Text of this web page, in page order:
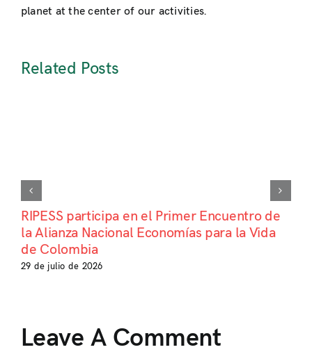
planet at the center of our activities.
Related Posts
RIPESS participa en el Primer Encuentro de
la Alianza Nacional Economías para la Vida
de Colombia
29 de julio de 2026
Leave A Comment